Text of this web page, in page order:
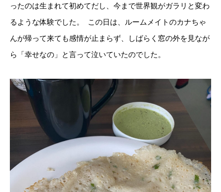
ったのは生まれて初めてだし、今まで世界観がガラリと変わ
るような体験でした。 ⁡ この日は、ルームメイトのカナちゃ
んが帰って来ても感情が止まらず、しばらく窓の外を見なが
ら「幸せなの」と言って泣いていたのでした。